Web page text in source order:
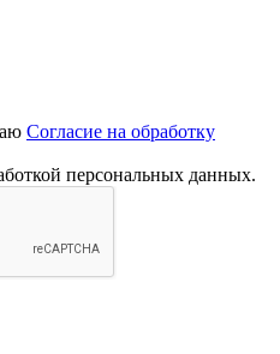
Согласие на обработку
персональных данных.